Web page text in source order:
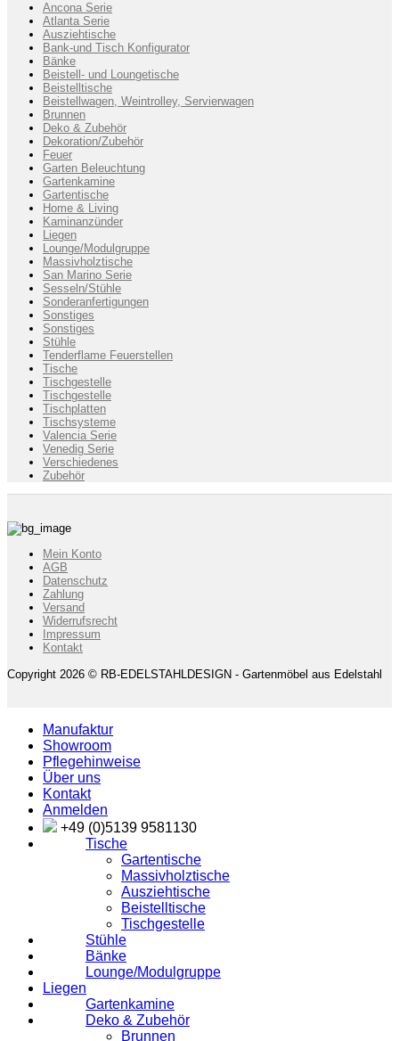
Ancona Serie
Atlanta Serie
Ausziehtische
Bank-und Tisch Konfigurator
Bänke
Beistell- und Loungetische
Beistelltische
Beistellwagen, Weintrolley, Servierwagen
Brunnen
Deko & Zubehör
Dekoration/Zubehör
Feuer
Garten Beleuchtung
Gartenkamine
Gartentische
Home & Living
Kaminanzünder
Liegen
Lounge/Modulgruppe
Massivholztische
San Marino Serie
Sesseln/Stühle
Sonderanfertigungen
Sonstiges
Sonstiges
Stühle
Tenderflame Feuerstellen
Tische
Tischgestelle
Tischgestelle
Tischplatten
Tischsysteme
Valencia Serie
Venedig Serie
Verschiedenes
Zubehör
Mein Konto
AGB
Datenschutz
Zahlung
Versand
Widerrufsrecht
Impressum
Kontakt
Copyright 2026 © RB-EDELSTAHLDESIGN - Gartenmöbel aus Edelstahl
Manufaktur
Showroom
Pflegehinweise
Über uns
Kontakt
Anmelden
+49 (0)5139 9581130
Tische
Gartentische
Massivholztische
Ausziehtische
Beistelltische
Tischgestelle
Stühle
Bänke
Lounge/Modulgruppe
Liegen
Gartenkamine
Deko & Zubehör
Brunnen